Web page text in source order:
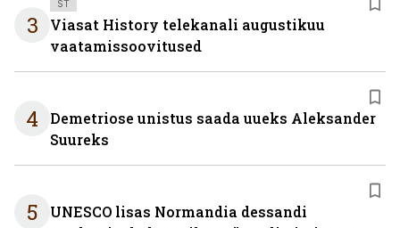
3
ST
Viasat History telekanali augustikuu
vaatamissoovitused
4
Demetriose unistus saada uueks Aleksander
Suureks
5
UNESCO lisas Normandia dessandi